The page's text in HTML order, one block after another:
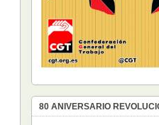
80 ANIVERSARIO